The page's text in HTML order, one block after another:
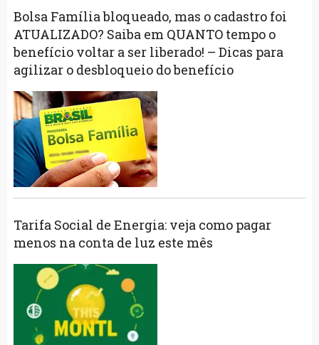
Bolsa Família bloqueado, mas o cadastro foi
ATUALIZADO? Saiba em QUANTO tempo o
benefício voltar a ser liberado! – Dicas para
agilizar o desbloqueio do benefício
Tarifa Social de Energia: veja como pagar
menos na conta de luz este mês